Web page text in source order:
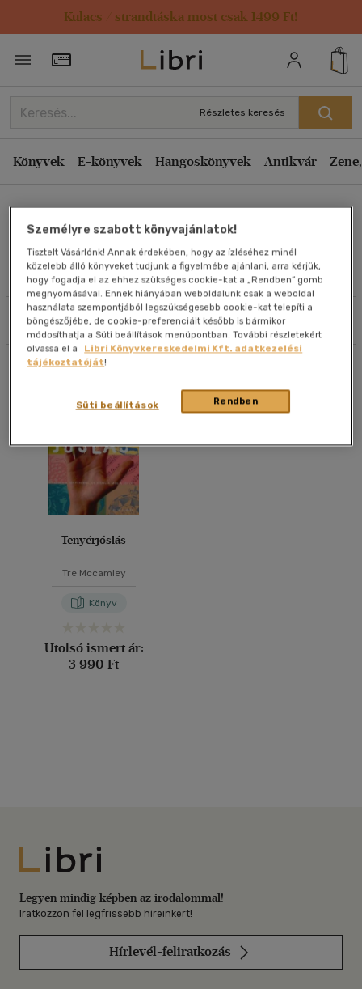
Kulacs / strandtáska most csak 1499 Ft!
Törzsvásárlói Kártya adatai
Részletes keresés
Könyvek E-könyvek Hangoskönyvek Antikvár
Művei
Szűrés Rendezés
Rendezés
Kiadás éve szerint csökkenő
Ár szerint csökkenő
Eladott darabszám szerint csökkenő
Eladott darabszám szerint növekvő
Cím szerint A-Z
Szerző szerint A-Z
Megjelenítés
20 db / oldal
Alkalmaz
Tenyérjóslás
Tre Mccamley
Könyv
Utolsó ismert ár:
3 990 Ft
Libri
Legyen mindig képben az irodalommal!
Iratkozzon fel legfrissebb híreinkért!
Hírlevél-feliratkozás
Személyre szabott könyvajánlatok!
Tisztelt Vásárlónk! Annak érdekében, hogy az ízléséhez minél
közelebb álló könyveket tudjunk a figyelmébe ajánlani, arra kérjük,
hogy fogadja el az ehhez szükséges cookie-kat a „Rendben” gomb
megnyomásával. Ennek hiányában weboldalunk csak a weboldal
használata szempontjából legszükségesebb cookie-kat telepíti a
böngészőjébe, de cookie-preferenciáit később is bármikor
módosíthatja a Süti beállítások menüpontban. További részletekért
olvassa el a
Libri Könyvkereskedelmi Kft. adatkezelési
tájékoztatóját!
Rendben
Süti beállítások